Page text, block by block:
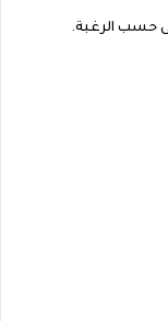
حسب الرغبة.